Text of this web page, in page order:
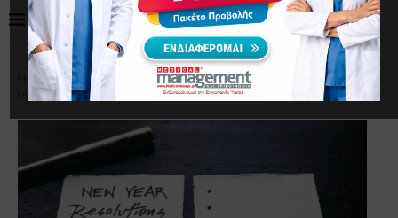
Home Επικαιρότητα
Στόχοι 2026 για καλύτερη
υγεία: Ποια είναι η καλύτερη μέρα για να τους θέσετε